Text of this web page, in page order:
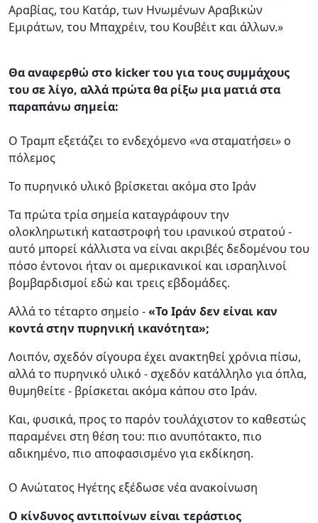
Αραβίας, του Κατάρ, των Ηνωμένων Αραβικών
Εμιράτων, του Μπαχρέιν, του Κουβέιτ και άλλων.»
Θα αναφερθώ στο kicker του για τους συμμάχους
του σε λίγο, αλλά πρώτα θα ρίξω μια ματιά στα
παραπάνω σημεία:
Ο Τραμπ εξετάζει το ενδεχόμενο «να σταματήσει» ο
πόλεμος
Το πυρηνικό υλικό βρίσκεται ακόμα στο Ιράν
Τα πρώτα τρία σημεία καταγράφουν την
ολοκληρωτική καταστροφή του ιρανικού στρατού -
αυτό μπορεί κάλλιστα να είναι ακριβές δεδομένου του
πόσο έντονοι ήταν οι αμερικανικοί και ισραηλινοί
βομβαρδισμοί εδώ και τρεις εβδομάδες.
Αλλά το τέταρτο σημείο -«Το Ιράν δεν είναι καν
κοντά στην πυρηνική ικανότητα»;
Λοιπόν, σχεδόν σίγουρα έχει ανακτηθεί χρόνια πίσω,
αλλά το πυρηνικό υλικό - σχεδόν κατάλληλο για όπλα,
θυμηθείτε - βρίσκεται ακόμα κάπου στο Ιράν.
Και, φυσικά, προς το παρόν τουλάχιστον το καθεστώς
παραμένει στη θέση του: πιο ανυπότακτο, πιο
αδικημένο, πιο αποφασισμένο για εκδίκηση.
Ο Ανώτατος Ηγέτης εξέδωσε νέα ανακοίνωση
Ο κίνδυνος αντιποίνων είναι τεράστιος